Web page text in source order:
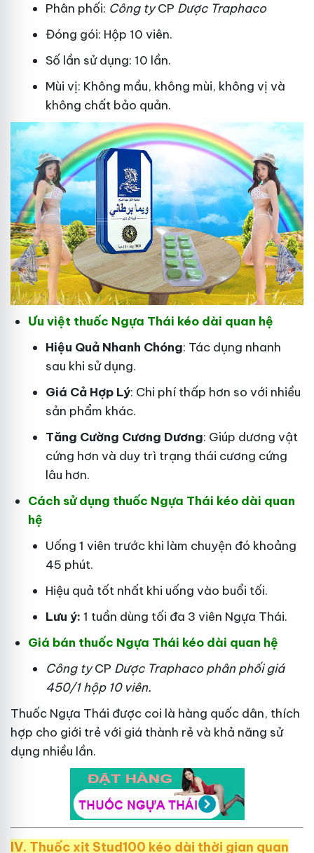
Phân phối: Công tyCP Dược Traphaco
Đóng gói: Hộp 10 viên.
Số lần sử dụng: 10 lần.
Mùi vị: Không mầu, không mùi, không vị và
không chất bảo quản.
Ưu việt thuốc Ngựa Thái kéo dài quan hệ
Hiệu Quả Nhanh Chóng: Tác dụng nhanh
sau khi sử dụng.
Giá Cả Hợp Lý: Chi phí thấp hơn so với nhiều
sản phẩm khác.
Tăng Cường Cương Dương: Giúp dương vật
cứng hơn và duy trì trạng thái cương cứng
lâu hơn.
Cách sử dụng thuốc Ngựa Thái kéo dài quan
hệ
Uống 1 viên trước khi làm chuyện đó khoảng
45 phút.
Hiệu quả tốt nhất khi uống vào buổi tối.
Lưu ý: 1 tuần dùng tối đa 3 viên Ngựa Thái.
Giá bán thuốc Ngựa Thái kéo dài quan hệ
Công tyCP Dược Traphacophân phối giá
450/1 hộp 10 viên.
Thuốc Ngựa Thái được coi là hàng quốc dân, thích
hợp cho giới trẻ với giá thành rẻ và khả năng sử
dụng nhiều lần.
IV. Thuốc xịt Stud100 kéo dài thời gian quan